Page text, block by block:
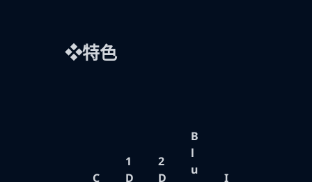
❖特色
C
1
D
2
D
B
l
u
I